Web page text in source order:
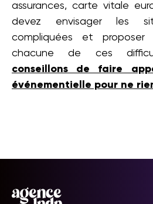
assurances, carte vitale
devez envisager les
compliquées et
chacune de ces
conseillons de faire
événementielle pour ne